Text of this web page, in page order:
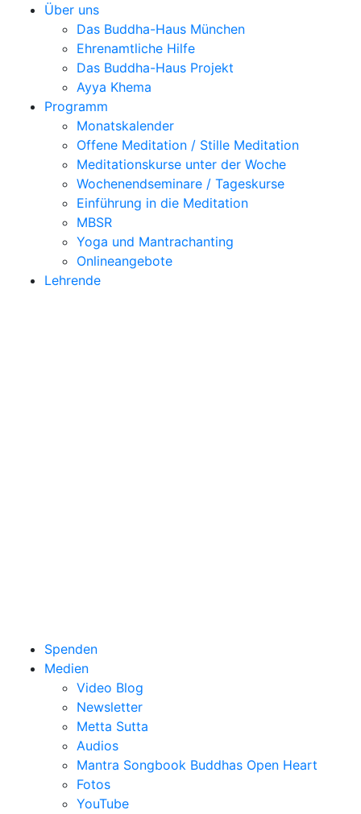
Über uns
Das Buddha-Haus München
Ehrenamtliche Hilfe
Das Buddha-Haus Projekt
Ayya Khema
Programm
Monatskalender
Offene Meditation / Stille Meditation
Meditationskurse unter der Woche
Wochenendseminare / Tageskurse
Einführung in die Meditation
MBSR
Yoga und Mantrachanting
Onlineangebote
Lehrende
Spenden
Medien
Video Blog
Newsletter
Metta Sutta
Audios
Mantra Songbook Buddhas Open Heart
Fotos
YouTube